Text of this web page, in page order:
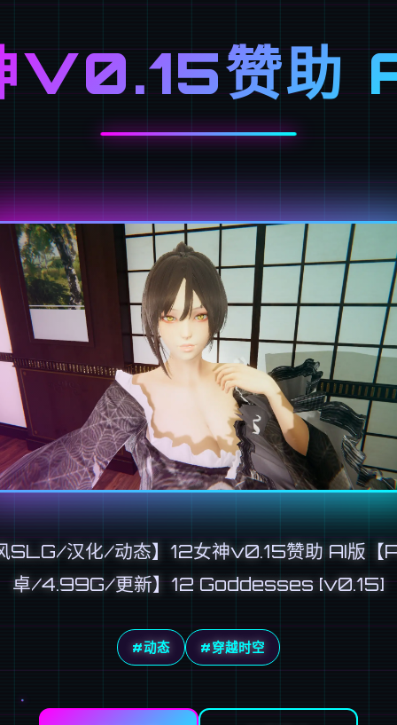
V0.15赞助
SLG/汉化/动态】12女神v0.15赞助 AI版【
卓/4.99G/更新】12 Goddesses [v0.15]
#动态 #穿越时空